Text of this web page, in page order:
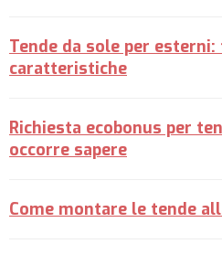
Tende da sole per
caratteristiche
Richiesta ecobonus per
occorre sapere
Come montare le tende